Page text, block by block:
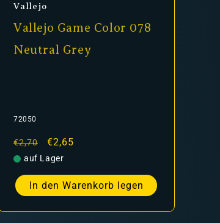
Anbieter:
Vallejo
Vallejo Game Color 078
Neutral Grey
72050
Normaler
Preis
€2,70 Verkaufspreis
€2,65
auf Lager
In den Warenkorb legen